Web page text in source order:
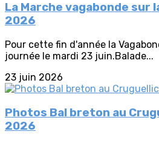
La Marche vagabonde sur
2026
Pour cette fin d'année la
journée le mardi 23 juin.Balade...
23 juin 2026
Photos Bal breton au
2026